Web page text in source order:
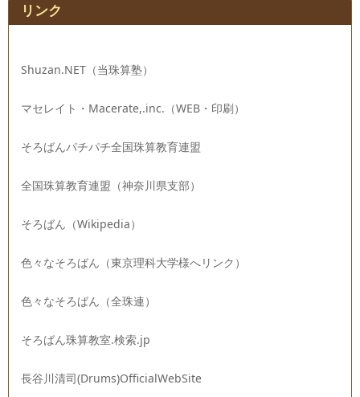
リンク
Shuzan.NET（当珠算塾）
マセレイト・Macerate,.inc.（WEB・印刷）
そろばんパチパチ全国珠算教育連盟
全国珠算教育連盟（神奈川県支部）
そろばん（Wikipedia）
色々なそろばん（東京理科大学様へリンク）
色々なそろばん（全珠連）
そろばん珠算教室.検索.jp
長谷川清司(Drums)OfficialWebSite